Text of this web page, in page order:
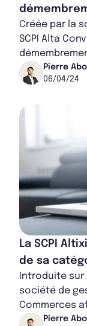
Créée par la
SCPI Alta
attractives.
Pierre
06/04/24
La SCPI
de sa
Introduite sur
société de
Commerces
plus élevé de
Pierre